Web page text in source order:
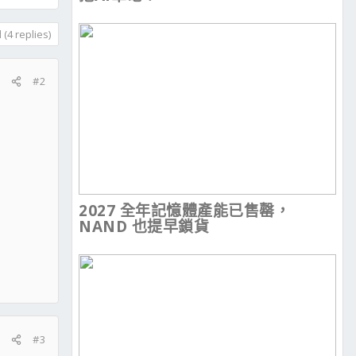
replies)
#2
#3
2027 全年記憶體產能已售罄，
NAND 也提早鎖貨